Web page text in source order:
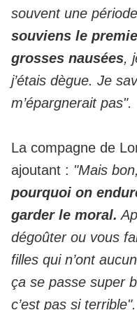
souvent une
souviens le
grosses nausées,
j’étais dègue. Je
m’épargnerait pas".
La compagne de
ajoutant : "Mais
pourquoi on
garder le moral.
dégoûter ou vous
filles qui n’ont
ça se passe super
c’est pas si terrible".